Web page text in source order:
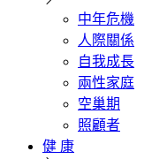
中年危機
人際關係
自我成長
兩性家庭
空巢期
照顧者
健 康